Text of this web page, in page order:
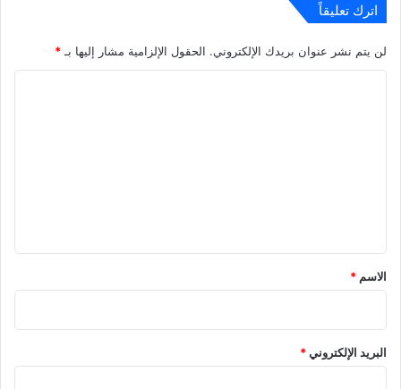
اترك تعليقاً
لن يتم نشر عنوان بريدك الإلكتروني. الحقول الإلزامية مشار إليها بـ *
*
الاسم *
البريد الإلكتروني*